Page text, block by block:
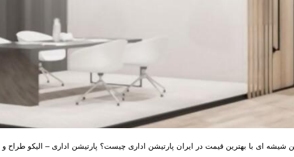
شیشه ای با بهترین قیمت در ایران پارتیشن اداری چیست؟ پارتیشن اداری – الیکو طراح و